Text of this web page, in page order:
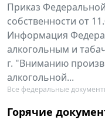
Приказ
собственности от
Информация
алкогольным и
г. "Вниманию
алкогольной...
Все федеральные
Горячие